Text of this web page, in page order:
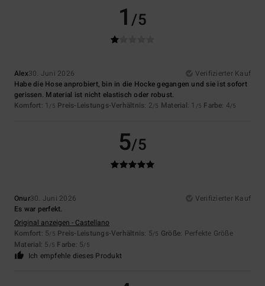
1/5
Alex30. Juni 2026
Verifizierter Kauf
Habe die Hose anprobiert, bin in die Hocke gegangen und sie ist sofort
gerissen. Material ist nicht elastisch oder robust.
Komfort: 1 /5 Preis-Leistungs-Verhältnis: 2/5 Material: 1 /5 Farbe: 4/5
5/5
Onur30. Juni 2026
Verifizierter Kauf
Es war perfekt.
Original anzeigen - Castellano
Komfort: 5/5 Preis-Leistungs-Verhältnis: 5/5 Größe: Perfekte Größe
Material: 5 /5 Farbe: 5/5
Ich empfehle dieses Produkt